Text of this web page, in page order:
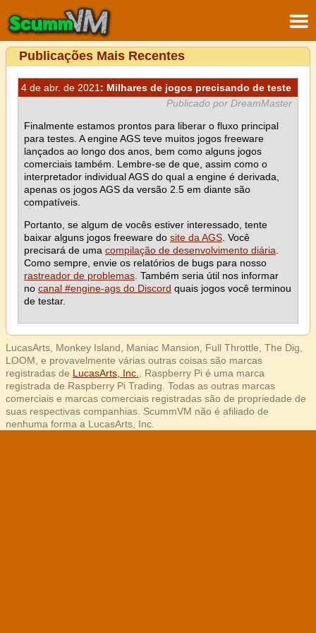
Publicações Mais Recentes
4 de abr. de 2021 : Milhares de jogos precisando de teste
Publicado por DreamMaster
Finalmente estamos prontos para liberar o fluxo principal
para testes. A engine AGS teve muitos jogos freeware
lançados ao longo dos anos, bem como alguns jogos
comerciais também. Lembre-se de que, assim como o
interpretador individual AGS do qual a engine é derivada,
apenas os jogos AGS da versão 2.5 em diante são
compatíveis.
Portanto, se algum de vocês estiver interessado, tente
baixar alguns jogos freeware do site da AGS . Você
precisará de uma compilação de desenvolvimento diária
Como sempre, envie os relatórios de bugs para nosso
rastreador de problemas . Também seria útil nos informar
no canal #engine-ags do Discord quais jogos você terminou
de testar.
LucasArts, Monkey Island, Maniac Mansion, Full Throttle, The Dig,
LOOM, e provavelmente várias outras coisas são marcas
registradas de LucasArts, Inc.
. Raspberry Pi é uma marca
registrada de Raspberry Pi Trading. Todas as outras marcas
comerciais e marcas comerciais registradas são de propriedade de
suas respectivas companhias. ScummVM não é afiliado de
nenhuma forma a LucasArts, Inc.